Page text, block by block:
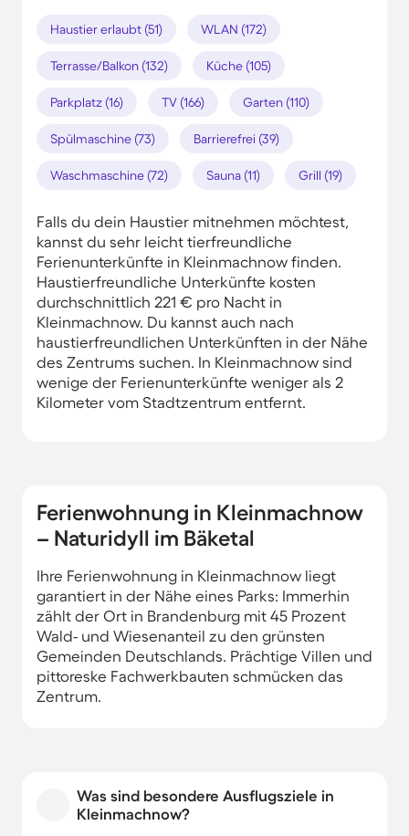
Haustier erlaubt (51) WLAN (172)
Terrasse/Balkon (132) Küche (105)
Parkplatz (16) TV (166) Garten (110)
Spülmaschine (73) Barrierefrei (39)
Waschmaschine (72) Sauna (11) Grill (19)
Falls du dein Haustier mitnehmen möchtest,
kannst du sehr leicht tierfreundliche
Ferienunterkünfte in Kleinmachnow finden.
Haustierfreundliche Unterkünfte kosten
durchschnittlich 221 € pro Nacht in
Kleinmachnow. Du kannst auch nach
haustierfreundlichen Unterkünften in der Nähe
des Zentrums suchen. In Kleinmachnow sind
wenige der Ferienunterkünfte weniger als 2
Kilometer vom Stadtzentrum entfernt.
Ferienwohnung in Kleinmachnow
– Naturidyll im Bäketal
Ihre Ferienwohnung in Kleinmachnow liegt
garantiert in der Nähe eines Parks: Immerhin
zählt der Ort in Brandenburg mit 45 Prozent
Wald- und Wiesenanteil zu den grünsten
Gemeinden Deutschlands. Prächtige Villen und
pittoreske Fachwerkbauten schmücken das
Zentrum.
Was sind besondere Ausflugsziele in
Kleinmachnow?